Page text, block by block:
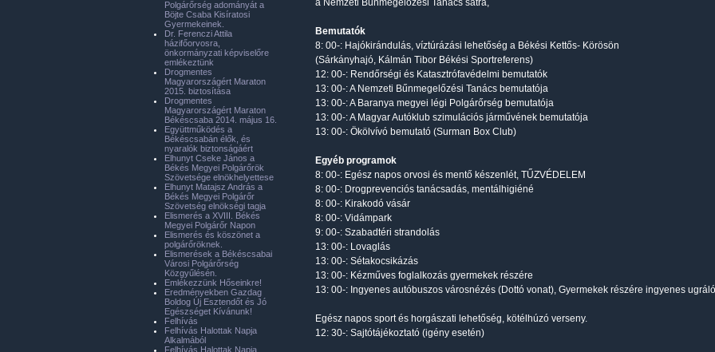
a Nemzeti Bűnmegelőzési Tanács sátra,
Bemutatók
8: 00-: Hajókirándulás, víztúrázási lehetőség a Békési Kettős- Körösön
(Sárkányhajó, Kálmán Tibor Békési Sportreferens)
12: 00-: Rendőrségi és Katasztrófavédelmi bemutatók
13: 00-: A Nemzeti Bűnmegelőzési Tanács bemutatója
13: 00-: A Baranya megyei légi Polgárőrség bemutatója
13: 00-: A Magyar Autóklub szimulációs járművének bemutatója
13: 00-: Ökölvívó bemutató (Surman Box Club)
Egyéb programok
8: 00-: Egész napos orvosi és mentő készenlét, TŰZVÉDELEM
8: 00-: Drogprevenciós tanácsadás, mentálhigiéné
8: 00-: Kirakodó vásár
8: 00-: Vidámpark
9: 00-: Szabadtéri strandolás
13: 00-: Lovaglás
13: 00-: Sétakocsikázás
13: 00-: Kézműves foglalkozás gyermekek részére
13: 00-: Ingyenes autóbuszos városnézés (Dottó vonat), Gyermekek részére ingyenes
Egész napos sport és horgászati lehetőség, kötélhúzó verseny.
12: 30-: Sajtótájékoztató (igény esetén)
Polgárőrség adományát a
Böjte Csaba Kisíratosi
Gyermekeinek.
Dr. Ferenczi Attila
házifőorvosra,
önkormányzati képviselőre
emlékeztünk
Drogmentes
Magyarországért Maraton
2015. biztosítása
Drogmentes
Magyarországért Maraton
Békéscsaba 2014. május 16.
Együttműködés a
Békéscsabán élők, és
nyaralók biztonságáért
Elhunyt Cseke János a
Békés Megyei Polgárőrök
Szövetsége elnökhelyettese
Elhunyt Matajsz András a
Békés Megyei Polgárőr
Szövetség elnökségi tagja
Elismerés a XVIII. Békés
Megyei Polgárőr Napon
Elismerés és köszönet a
polgárőröknek.
Elismerések a Békéscsabai
Városi Polgárőrség
Közgyűlésén.
Emlékezzünk Hőseinkre!
Eredményekben Gazdag
Boldog Új Esztendőt és Jó
Egészséget Kívánunk!
Felhívás
Felhívás Halottak Napja
Alkalmából
Felhívás Halottak Napja